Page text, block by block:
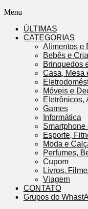
Menu
ÚLTIMAS
CATEGORIAS
Alimentos e
Bebês e
Brinquedos
Casa, Mesa
Móveis e
Eletrônicos,
Games
Informática
Smartphone
Esporte,
Moda e
Perfumes,
Cupom
Livros,
Viagem
CONTATO
Grupos do